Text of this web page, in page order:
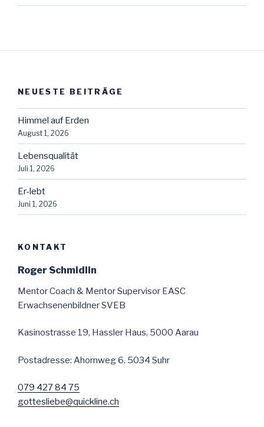
NEUESTE BEITRÄGE
Himmel auf Erden
August 1, 2026
Lebensqualität
Juli 1, 2026
Er-lebt
Juni 1, 2026
KONTAKT
Roger Schmidlin
Mentor Coach & Mentor Supervisor EASC
Erwachsenenbildner SVEB
Kasinostrasse 19, Hassler Haus, 5000 Aarau
Postadresse: Ahornweg 6, 5034 Suhr
079 427 84 75
gottesliebe@quickline.ch